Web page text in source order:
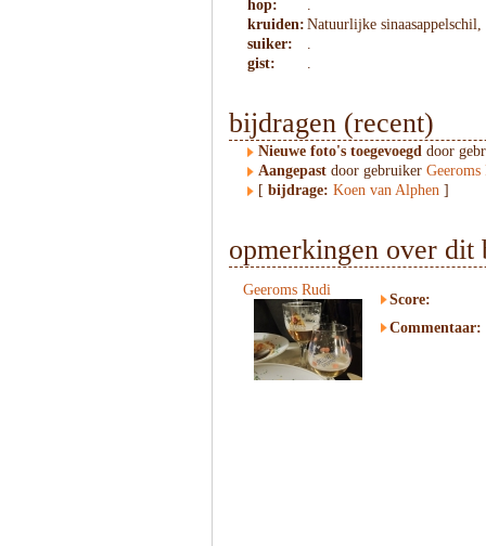
hop:
.
kruiden: Natuurlijke sinaasappelschil,
suiker:
.
gist:
.
bijdragen (recent)
Nieuwe foto's toegevoegd door
Aangepast door gebruiker Geeroms
[ bijdrage: Koen van Alphen ]
opmerkingen over dit
Geeroms Rudi
Score:
Commentaar: